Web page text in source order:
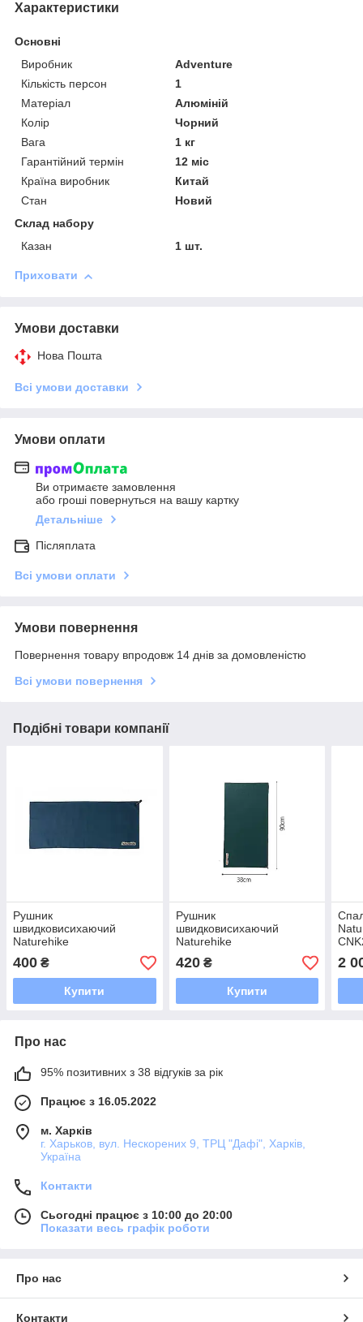
Характеристики
Основні
Виробник
Adventure
Кількість персон
1
Матеріал
Алюміній
Колір
Чорний
Вага
1 кг
Гарантійний термін
12 міс
Країна виробник
Китай
Стан
Новий
Склад набору
Казан
1 шт.
Приховати
Умови доставки
Нова Пошта
Всі умови доставки
Умови оплати
Ви отримаєте замовлення
або гроші повернуться на вашу картку
Детальніше
Післяплата
Всі умови оплати
Умови повернення
Повернення товару впродовж 14 днів за домовленістю
Всі умови повернення
Подібні товари компанії
Рушник
швидковисихаючий
Naturehike
CNK2300SS010, 90*38,
темно-синій
400 ₴
Купити
Рушник
швидковисихаючий
Naturehike
CNK2300SS010, 90*38,
темно-зелений
420₴
Купити
2
Про нас
95% позитивних з 38 відгуків за рік
Працює з 16.05.2022
м. Харків
г. Харьков, вул. Нескорених 9, ТРЦ "Дафі", Харків,
Україна
Контакти
Сьогодні працює з 10:00 до 20:00
Показати весь графік роботи
Про нас
Контакти